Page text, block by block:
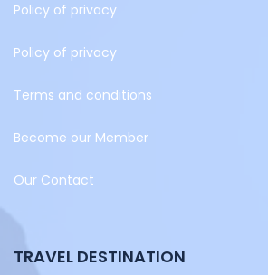
Policy of privacy
Policy of privacy
Terms and conditions
Become our Member
Our Contact
TRAVEL DESTINATION